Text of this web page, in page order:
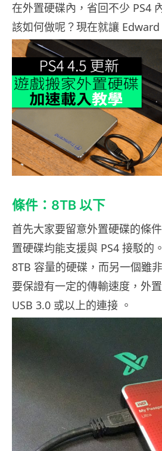
在外置硬碟內，省回不少 PS4
該如何做呢？現在就讓 Edward
條件：8TB 以下
首先大家要留意外置硬碟的條
置硬碟均能支援與 PS4 接駁的
8TB 容量的硬碟，而另一個雖
要保證有一定的傳輸速度，外
USB 3.0 或以上的連接 。